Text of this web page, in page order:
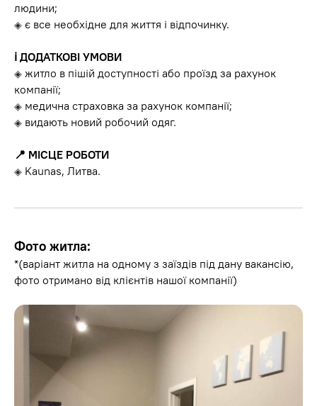
людини;
◈є все необхідне для життя і відпочинку.
ℹ️ ДОДАТКОВІ УМОВИ
◈житло в пішій доступності або проїзд за рахунок
компанії;
◈медична страховка за рахунок компанії;
◈видають новий робочий одяг.
📍 МІСЦЕ РОБОТИ
◈Kaunas, Литва.
Фото житла:
*(варіант житла на одному з заїздів під дану вакансію,
фото отримано від клієнтів нашої компанії)